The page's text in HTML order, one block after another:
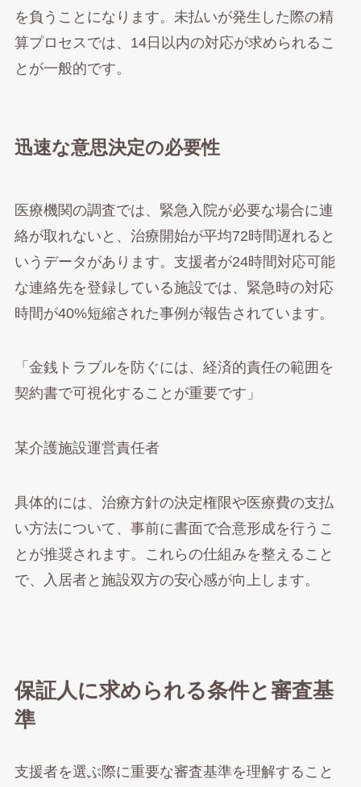
を負うことになります。未払いが発生した際の精
算プロセスでは、14日以内の対応が求められるこ
とが一般的です。
迅速な意思決定の必要性
医療機関の調査では、緊急入院が必要な場合に連
絡が取れないと、治療開始が平均72時間遅れると
いうデータがあります。支援者が24時間対応可能
な連絡先を登録している施設では、緊急時の対応
時間が40%短縮された事例が報告されています。
「金銭トラブルを防ぐには、経済的責任の範囲を
契約書で可視化することが重要です」
某介護施設運営責任者
具体的には、治療方針の決定権限や医療費の支払
い方法について、事前に書面で合意形成を行うこ
とが推奨されます。これらの仕組みを整えること
で、入居者と施設双方の安心感が向上します。
保証人に求められる条件と審査基
準
支援者を選ぶ際に重要な審査基準を理解すること